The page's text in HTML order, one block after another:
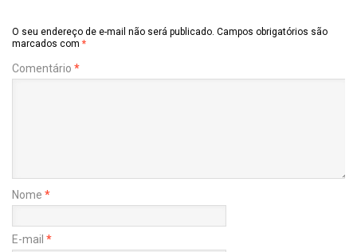
O seu endereço de e-mail não será publicado. Campos obrigatórios são
marcados com *
Comentário *
Nome *
E-mail *